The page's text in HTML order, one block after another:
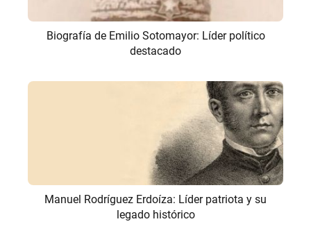
Biografía de Emilio Sotomayor: Líder político
destacado
Manuel Rodríguez Erdoíza: Líder patriota y su
legado histórico